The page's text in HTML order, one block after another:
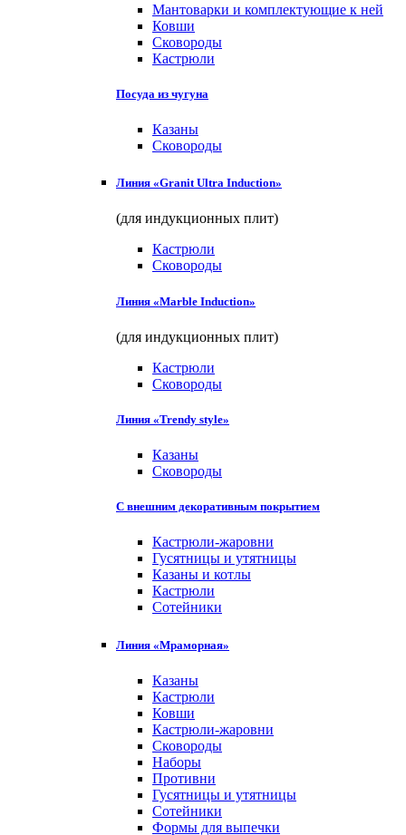
Мантоварки и комплектующие к ней
Ковши
Сковороды
Кастрюли
Посуда из чугуна
Казаны
Сковороды
Линия «Granit Ultra Induction»
(для индукционных плит)
Кастрюли
Сковороды
Линия «Marble Induction»
(для индукционных плит)
Кастрюли
Сковороды
Линия «Trendy style»
Казаны
Сковороды
С внешним декоративным покрытием
Кастрюли-жаровни
Гусятницы и утятницы
Казаны и котлы
Кастрюли
Сотейники
Линия «Мраморная»
Казаны
Кастрюли
Ковши
Кастрюли-жаровни
Сковороды
Наборы
Противни
Гусятницы и утятницы
Сотейники
Формы для выпечки